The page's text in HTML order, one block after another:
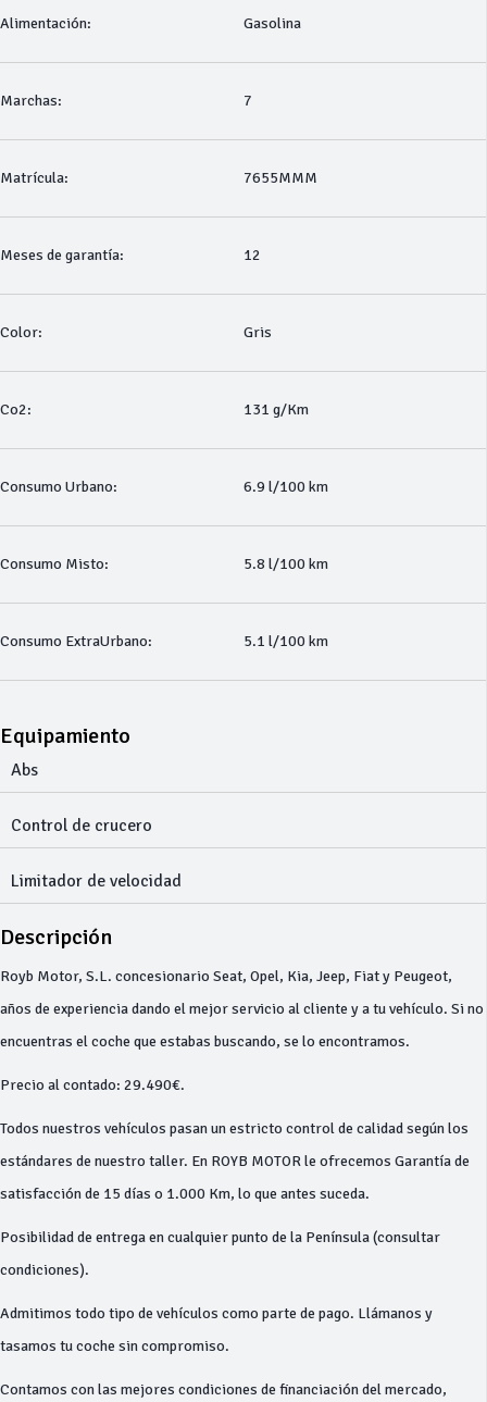
Alimentación: Gasolina
Marchas: 7
Matrícula: 7655MMM
Meses de garantía: 12
Color: Gris
Co2: 131 g/Km
Consumo Urbano: 6.9 l/100 km
Consumo Misto: 5.8 l/100 km
Consumo ExtraUrbano: 5.1 l/100 km
Equipamiento
Abs
Control de crucero
Limitador de velocidad
Descripción
Royb Motor, S.L. concesionario Seat, Opel, Kia, Jeep, Fiat y Peugeot,
años de experiencia dando el mejor servicio al cliente y a tu vehículo. Si no
encuentras el coche que estabas buscando, se lo encontramos.
Precio al contado: 29.490€.
Todos nuestros vehículos pasan un estricto control de calidad según los
estándares de nuestro taller. En ROYB MOTOR le ofrecemos Garantía de
satisfacción de 15 días o 1.000 Km, lo que antes suceda.
Posibilidad de entrega en cualquier punto de la Península (consultar
condiciones).
Admitimos todo tipo de vehículos como parte de pago. Llámanos y
tasamos tu coche sin compromiso.
Contamos con las mejores condiciones de financiación del mercado,